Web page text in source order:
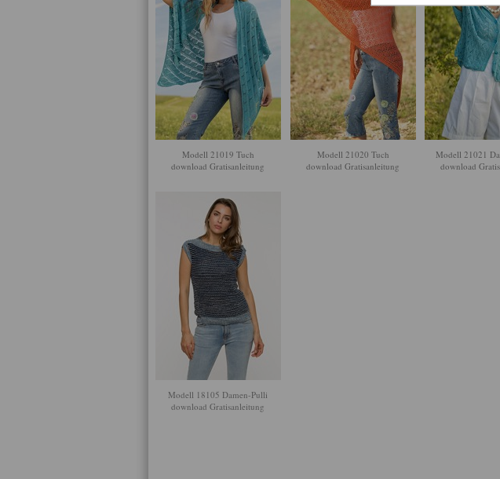
Modell 21019 Tuch
download Gratisanleitung
Modell 21020 Tuch
download Gratisanleitung
Modell 21021
download
Modell 18105 Damen-Pulli
download Gratisanleitung